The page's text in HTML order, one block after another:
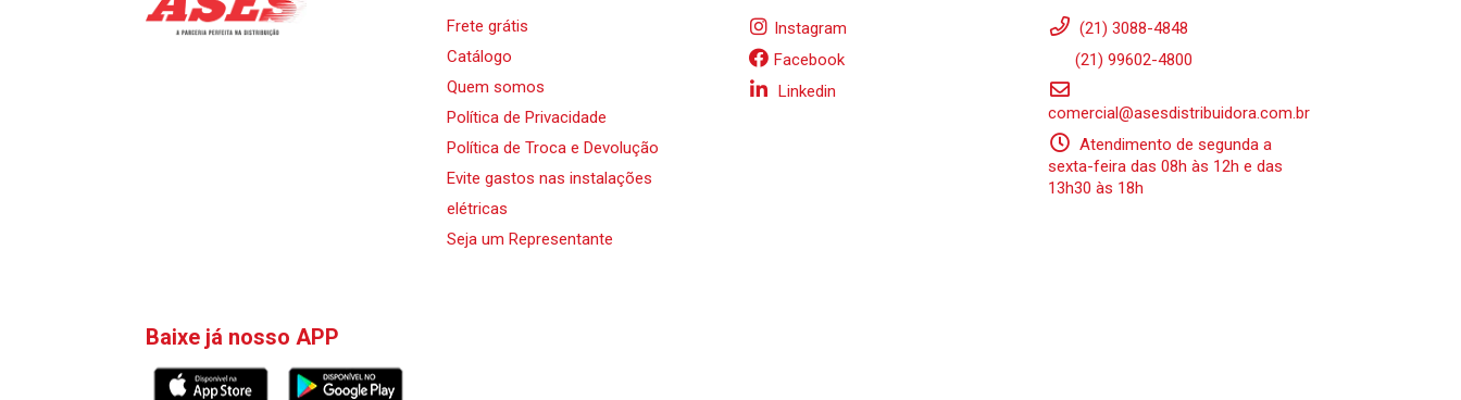
Frete grátis
Catálogo
Quem somos
Política de Privacidade
Política de Troca e Devolução
Evite gastos nas instalações
elétricas
Seja um Representante
Instagram
Facebook
Linkedin
(21) 3088-4848
(21) 99602-4800
comercial@asesdistribuidora.com.br
Atendimento de segunda a
sexta-feira das 08h às 12h e das
13h30 às 18h
Baixe já nosso APP